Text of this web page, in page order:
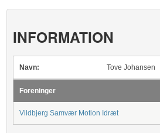
INFORMATION
Navn: Tove Johansen
Foreninger
Vildbjerg Samvær Motion Idræt